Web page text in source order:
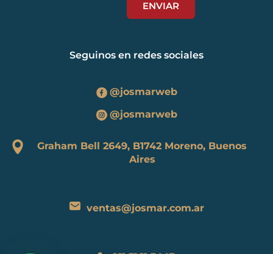
Seguinos en redes sociales
@josmarweb
@josmarweb
Graham Bell 2649, B1742 Moreno, Buenos
Aires
ventas@josmar.com.ar